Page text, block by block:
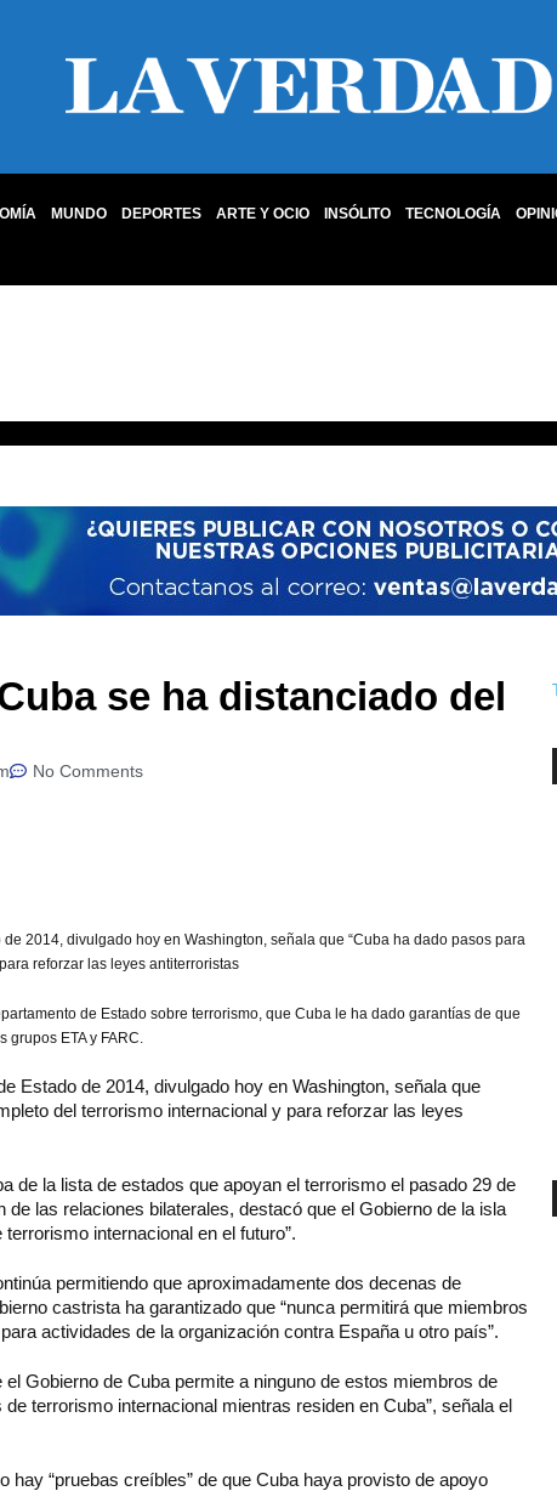
MUNDO DEPORTES ARTE Y OCIO INSÓLITO TECNOLOGÍA
se ha distanciado del
No Comments
2014, divulgado hoy en Washington, señala que “Cuba ha dado pasos para
reforzar las leyes antiterroristas
de Estado sobre terrorismo, que Cuba le ha dado garantías de que
grupos ETA y FARC.
Estado de 2014, divulgado hoy en Washington, señala que
del terrorismo internacional y para reforzar las leyes
de la lista de estados que apoyan el terrorismo el pasado 29 de
las relaciones bilaterales, destacó que el Gobierno de la isla
internacional en el futuro”.
permitiendo que aproximadamente dos decenas de
castrista ha garantizado que “nunca permitirá que miembros
actividades de la organización contra España u otro país”.
Gobierno de Cuba permite a ninguno de estos miembros de
terrorismo internacional mientras residen en Cuba”, señala el
“pruebas creíbles” de que Cuba haya provisto de apoyo